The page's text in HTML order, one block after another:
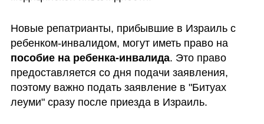
Новые репатрианты, прибывшие в Израиль с
ребенком-инвалидом, могут иметь право на
пособие на ребенка-инвалида. Это право
предоставляется со дня подачи заявления,
поэтому важно подать заявление в "Битуах
леуми" сразу после приезда в Израиль.